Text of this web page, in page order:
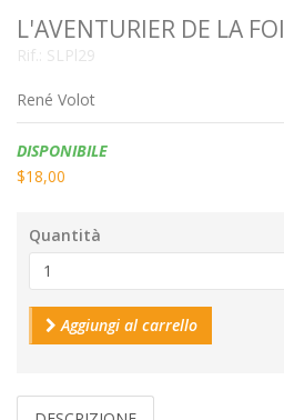
L'AVENTURIER DE LA FOI
Rif.: SLPl29
René Volot
Disponibilità:
DISPONIBILE
$18,00
Quantità
Aggiungi al carrello